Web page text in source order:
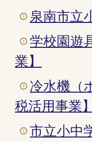
泉南市立
学校園遊
業】
冷水機（
税活用事業】
市立小中